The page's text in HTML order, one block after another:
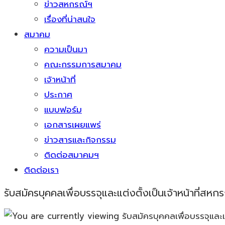
ข่าวสหกรณ์ฯ
เรื่องที่น่าสนใจ
สมาคม
ความเป็นมา
คณะกรรมการสมาคม
เจ้าหน้าที่
ประกาศ
แบบฟอร์ม
เอกสารเผยแพร่
ข่าวสารและกิจกรรม
ติดต่อสมาคมฯ
ติดต่อเรา
รับสมัครบุคคลเพื่อบรรจุและแต่งตั้งเป็นเจ้าหน้าที่สห